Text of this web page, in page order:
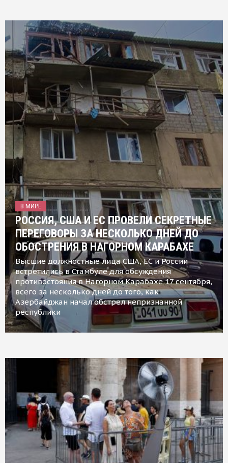
В МИРЕ
РОССИЯ, США И ЕС ПРОВЕЛИ СЕКРЕТНЫЕ
ПЕРЕГОВОРЫ ЗА НЕСКОЛЬКО ДНЕЙ ДО
ОБОСТРЕНИЯ В НАГОРНОМ КАРАБАХЕ
Высшие должностные лица США, ЕС и России
встретились в Стамбуле для обсуждения
противостояния в Нагорном Карабахе 17 сентября,
всего за несколько дней до того, как
Азербайджан начал обстрел непризнанной
республики